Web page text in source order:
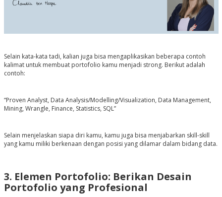
Selain kata-kata tadi, kalian juga bisa mengaplikasikan beberapa contoh
kalimat untuk membuat portofolio kamu menjadi strong. Berikut adalah
contoh:
“Proven Analyst, Data Analysis/Modelling/Visualization, Data Management,
Mining, Wrangle, Finance, Statistics, SQL”
Selain menjelaskan siapa diri kamu, kamu juga bisa menjabarkan skill-skill
yang kamu miliki berkenaan dengan posisi yang dilamar dalam bidang data.
3. Elemen Portofolio: Berikan Desain
Portofolio yang Profesional